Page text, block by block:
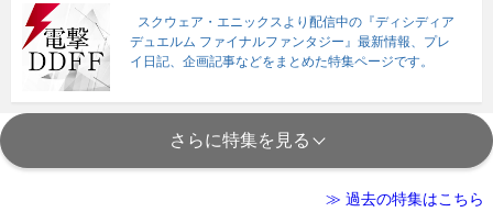
スクウェア・エニックスより配信中の『ディシディア
デュエルム ファイナルファンタジー』最新情報、プレ
イ日記、企画記事などをまとめた特集ページです。
さらに特集を見る
≫ 過去の特集はこちら